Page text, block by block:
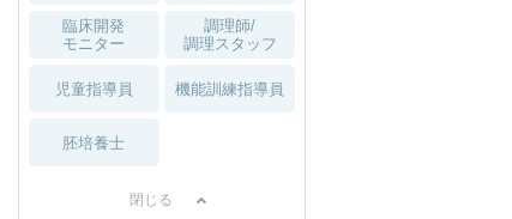
臨床開発
モニター
調理師/
調理スタッフ
児童指導員 機能訓練指導員
胚培養士
閉じる